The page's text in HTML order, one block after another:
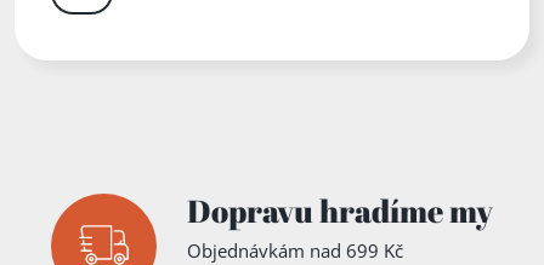
Dopravu hradíme my
Objednávkám nad 699 Kč